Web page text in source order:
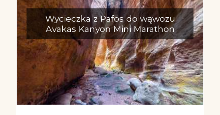
Wycieczka z Pafos do wąwozu
Avakas Kanyon Mini Marathon